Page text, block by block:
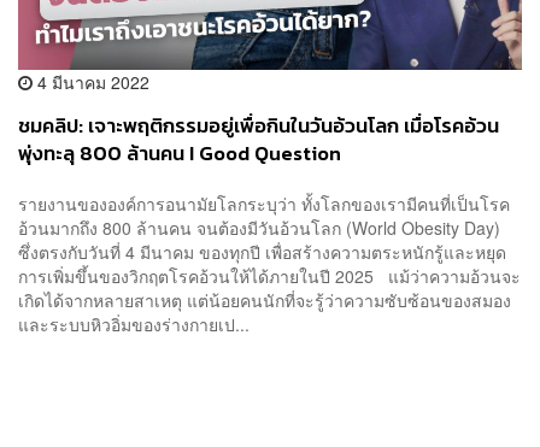
4 มีนาคม 2022
ชมคลิป: เจาะพฤติกรรมอยู่เพื่อกินในวันอ้วนโลก เมื่อโรคอ้วน
พุ่งทะลุ 800 ล้านคน I Good Question
รายงานขององค์การอนามัยโลกระบุว่า ทั้งโลกของเรามีคนที่เป็นโรค
อ้วนมากถึง 800 ล้านคน จนต้องมีวันอ้วนโลก (World Obesity Day)
ซึ่งตรงกับวันที่ 4 มีนาคม ของทุกปี เพื่อสร้างความตระหนักรู้และหยุด
การเพิ่มขึ้นของวิกฤตโรคอ้วนให้ได้ภายในปี 2025 แม้ว่าความอ้วนจะ
เกิดได้จากหลายสาเหตุ แต่น้อยคนนักที่จะรู้ว่าความซับซ้อนของสมอง
และระบบหิวอิ่มของร่างกายเป...